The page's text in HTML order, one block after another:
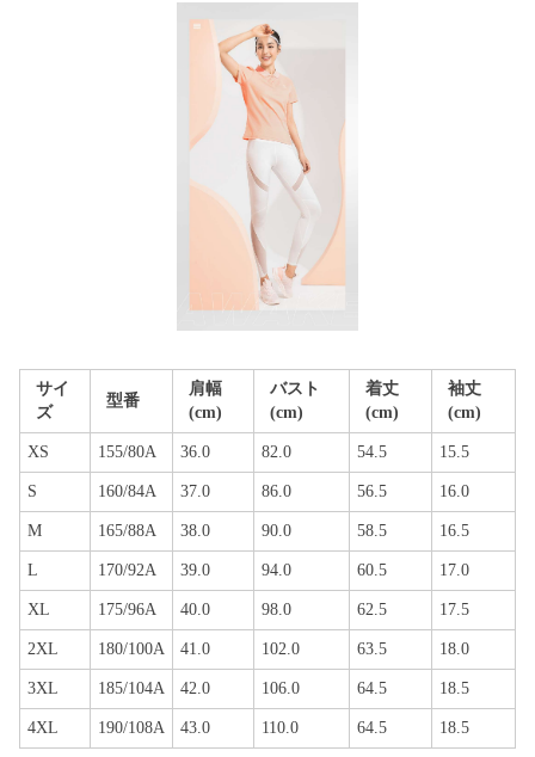
サイ
ズ
型番
肩幅
(cm)
バスト
(cm)
着丈
(cm)
袖丈
(cm)
XS 155/80A 36.0 82.0 54.5 15.5
S 160/84A 37.0 86.0 56.5 16.0
M 165/88A 38.0 90.0 58.5 16.5
L 170/92A 39.0 94.0 60.5 17.0
XL 175/96A 40.0 98.0 62.5 17.5
2XL 180/100A 41.0 102.0 63.5 18.0
3XL 185/104A 42.0 106.0 64.5 18.5
4XL 190/108A 43.0 110.0 64.5 18.5